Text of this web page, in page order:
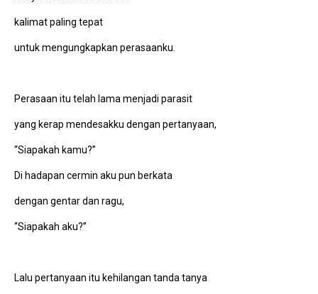
kalimat paling tepat
untuk mengungkapkan perasaanku.
Perasaan itu telah lama menjadi parasit
yang kerap mendesakku dengan pertanyaan,
“Siapakah kamu?”
Di hadapan cermin aku pun berkata
dengan gentar dan ragu,
“Siapakah aku?”
Lalu pertanyaan itu kehilangan tanda tanya